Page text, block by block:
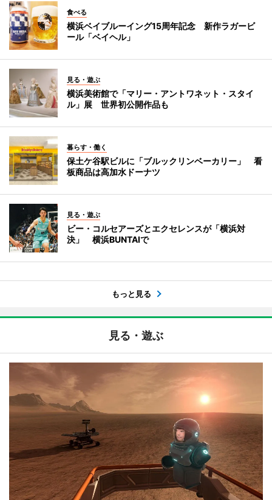
食べる
横浜ベイブルーイング15周年記念 新作ラガービ
ール「ベイヘル」
見る・遊ぶ
横浜美術館で「マリー・アントワネット・スタイ
ル」展 世界初公開作品も
暮らす・働く
保土ケ谷駅ビルに「ブルックリンベーカリー」 看
板商品は高加水ドーナツ
見る・遊ぶ
ビー・コルセアーズとエクセレンスが「横浜対
決」 横浜BUNTAIで
もっと見る
見る・遊ぶ